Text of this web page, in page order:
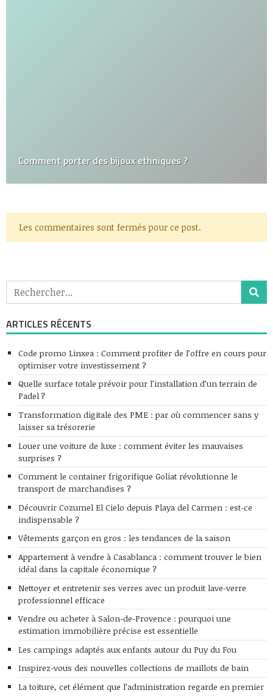
Comment porter des bijoux ethniques ?
Les commentaires sont fermés pour ce post.
ARTICLES RÉCENTS
Code promo Linxea : Comment profiter de l’offre en cours pour
optimiser votre investissement ?
Quelle surface totale prévoir pour l’installation d’un terrain de
Padel ?
Transformation digitale des PME : par où commencer sans y
laisser sa trésorerie
Louer une voiture de luxe : comment éviter les mauvaises
surprises ?
Comment le container frigorifique Goliat révolutionne le
transport de marchandises ?
Découvrir Cozumel El Cielo depuis Playa del Carmen : est-ce
indispensable ?
Vêtements garçon en gros : les tendances de la saison
Appartement à vendre à Casablanca : comment trouver le bien
idéal dans la capitale économique ?
Nettoyer et entretenir ses verres avec un produit lave-verre
professionnel efficace
Vendre ou acheter à Salon-de-Provence : pourquoi une
estimation immobilière précise est essentielle
Les campings adaptés aux enfants autour du Puy du Fou
Inspirez-vous des nouvelles collections de maillots de bain
La toiture, cet élément que l’administration regarde en premier